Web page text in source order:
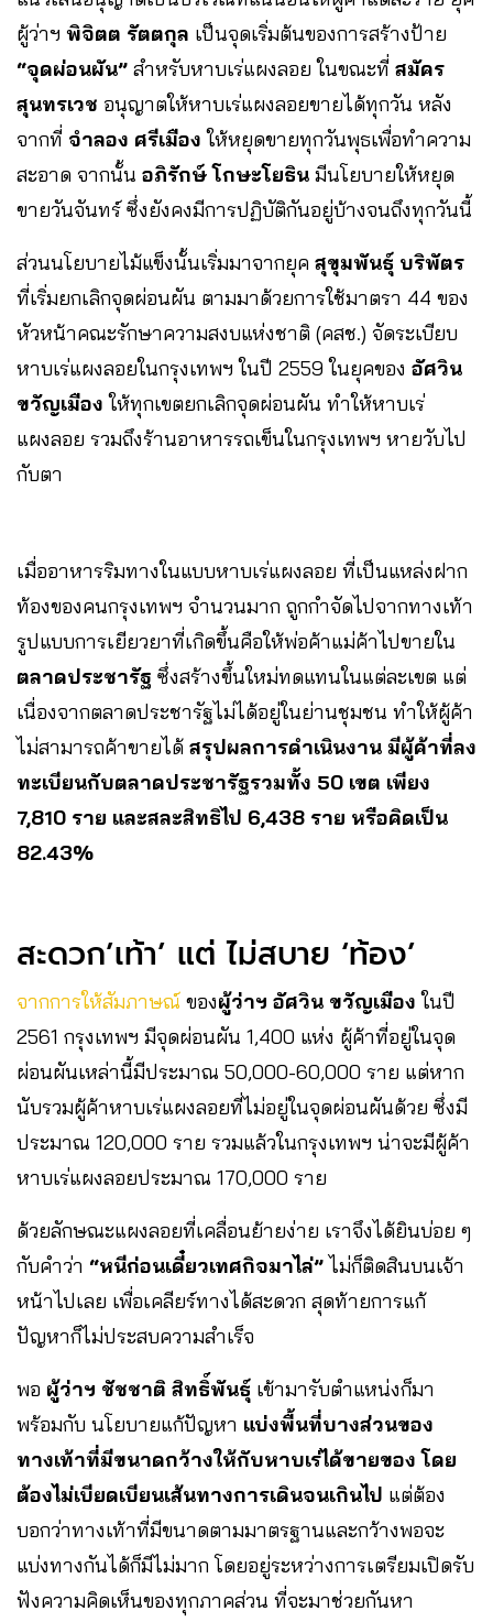
ผู้ว่าฯ พิจิตต รัตตกุล เป็นจุดเริ่มต้นของการสร้างป้าย
“จุดผ่อนผัน” สำหรับหาบเร่แผงลอย ในขณะที่ สมัคร
สุนทรเวช อนุญาตให้หาบเร่แผงลอยขายได้ทุกวัน หลัง
จากที่ จำลอง ศรีเมืองให้หยุดขายทุกวันพุธเพื่อทำความ
สะอาด จากนั้น อภิรักษ์ โกษะโยธิน มีนโยบายให้หยุด
ขายวันจันทร์ ซึ่งยังคงมีการปฏิบัติกันอยู่บ้างจนถึงทุกวันนี้
ส่วนนโยบายไม้แข็งนั้นเริ่มมาจากยุค สุขุมพันธุ์ บริพัตร
ที่เริ่มยกเลิกจุดผ่อนผัน ตามมาด้วยการใช้มาตรา 44 ของ
หัวหน้าคณะรักษาความสงบแห่งชาติ (คสช.) จัดระเบียบ
หาบเร่แผงลอยในกรุงเทพฯ ในปี 2559 ในยุคของ อัศวิน
ขวัญเมืองให้ทุกเขตยกเลิกจุดผ่อนผัน ทำให้หาบเร่
แผงลอย รวมถึงร้านอาหารรถเข็นในกรุงเทพฯ หายวับไป
กับตา
เมื่ออาหารริมทางในแบบหาบเร่แผงลอย ที่เป็นแหล่งฝาก
ท้องของคนกรุงเทพฯ จำนวนมาก ถูกกำจัดไปจากทางเท้า
รูปแบบการเยียวยาที่เกิดขึ้นคือให้พ่อค้าแม่ค้าไปขายใน
ตลาดประชารัฐ ซึ่งสร้างขึ้นใหม่ทดแทนในแต่ละเขต แต่
เนื่องจากตลาดประชารัฐไม่ได้อยู่ในย่านชุมชน ทำให้ผู้ค้า
ไม่สามารถค้าขายได้ สรุปผลการดำเนินงาน มีผู้ค้าที่ลง
ทะเบียนกับตลาดประชารัฐรวมทั้ง 50 เขต เพียง
7,810 ราย และสละสิทธิไป 6,438 ราย หรือคิดเป็น
82.43%
สะดวก’เท้า’ แต่ ไม่สบาย ‘ท้อง’
จากการให้สัมภาษณ์ ของผู้ว่าฯ อัศวิน ขวัญเมืองในปี
2561 กรุงเทพฯ มีจุดผ่อนผัน 1,400 แห่ง ผู้ค้าที่อยู่ในจุด
ผ่อนผันเหล่านี้มีประมาณ 50,000-60,000 ราย แต่หาก
นับรวมผู้ค้าหาบเร่แผงลอยที่ไม่อยู่ในจุดผ่อนผันด้วย ซึ่งมี
ประมาณ 120,000 ราย รวมแล้วในกรุงเทพฯ น่าจะมีผู้ค้า
หาบเร่แผงลอยประมาณ 170,000 ราย
ด้วยลักษณะแผงลอยที่เคลื่อนย้ายง่าย เราจึงได้ยินบ่อย ๆ
กับคำว่า “หนีก่อนเดี๋ยวเทศกิจมาไล่” ไม่ก็ติดสินบนเจ้า
หน้าไปเลย เพื่อเคลียร์ทางได้สะดวก สุดท้ายการแก้
ปัญหาก็ไม่ประสบความสำเร็จ
พอ ผู้ว่าฯ ชัชชาติ สิทธิ์พันธุ์ เข้ามารับตำแหน่งก็มา
พร้อมกับ นโยบายแก้ปัญหา แบ่งพื้นที่บางส่วนของ
ทางเท้าที่มีขนาดกว้างให้กับหาบเร่ได้ขายของ โดย
ต้องไม่เบียดเบียนเส้นทางการเดินจนเกินไป แต่ต้อง
บอกว่าทางเท้าที่มีขนาดตามมาตรฐานและกว้างพอจะ
แบ่งทางกันได้ก็มีไม่มาก โดยอยู่ระหว่างการเตรียมเปิดรับ
ฟังความคิดเห็นของทุกภาคส่วน ที่จะมาช่วยกันหา